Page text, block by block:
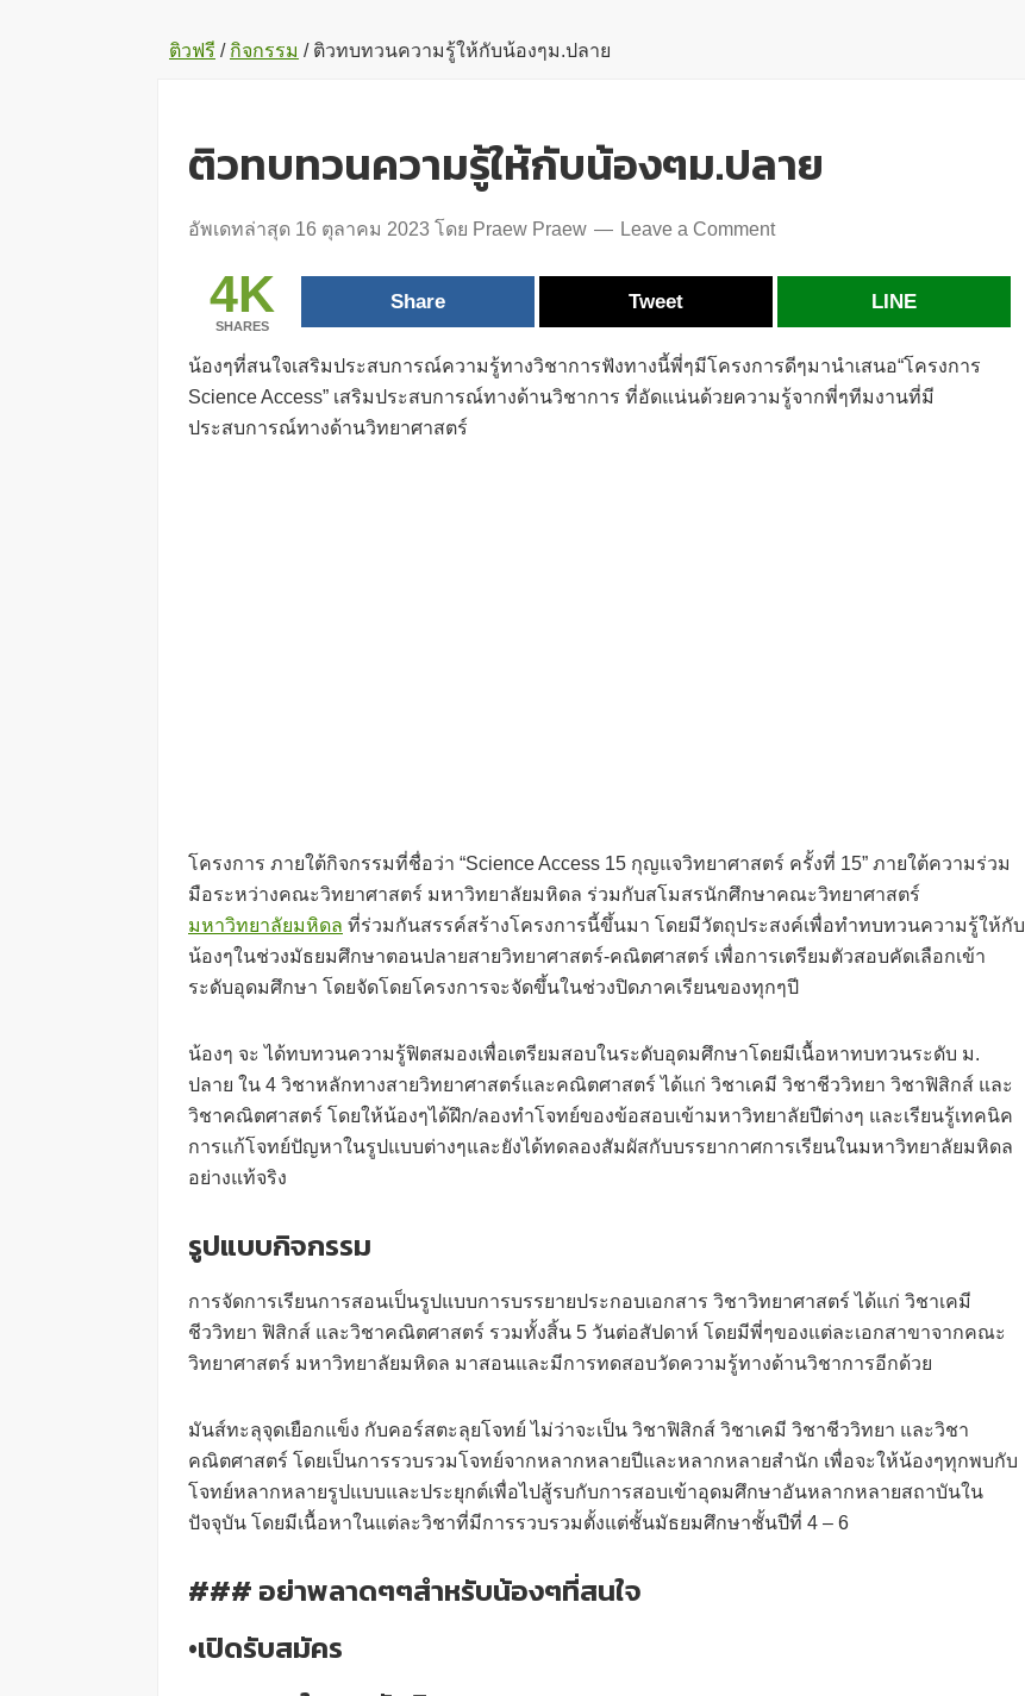
ติวฟรี / กิจกรรม /ติวทบทวนความรู้ให้กับน้องๆม.ปลาย
ติวทบทวนความรู้ให้กับน้องๆม.ปลาย
อัพเดทล่าสุด 16 ตุลาคม 2023 โดย Praew Praew Leave a Comment
4K
SHARES
Share Tweet LINE
น้องๆที่สนใจเสริมประสบการณ์ความรู้ทางวิชาการฟังทางนี้พี่ๆมีโครงการดีๆมานำเสนอ“โครงการ
Science Access” เสริมประสบการณ์ทางด้านวิชาการ ที่อัดแน่นด้วยความรู้จากพี่ๆทีมงานที่มี
ประสบการณ์ทางด้านวิทยาศาสตร์
โครงการ ภายใต้กิจกรรมที่ชื่อว่า “Science Access 15 กุญแจวิทยาศาสตร์ ครั้งที่ 15” ภายใต้ความร่วม
มือระหว่างคณะวิทยาศาสตร์ มหาวิทยาลัยมหิดล ร่วมกับสโมสรนักศึกษาคณะวิทยาศาสตร์
มหาวิทยาลัยมหิดล ที่ร่วมกันสรรค์สร้างโครงการนี้ขึ้นมา โดยมีวัตถุประสงค์เพื่อทำทบทวนความรู้ให้กับ
น้องๆในช่วงมัธยมศึกษาตอนปลายสายวิทยาศาสตร์-คณิตศาสตร์ เพื่อการเตรียมตัวสอบคัดเลือกเข้า
ระดับอุดมศึกษา โดยจัดโดยโครงการจะจัดขึ้นในช่วงปิดภาคเรียนของทุกๆปี
น้องๆ จะ ได้ทบทวนความรู้ฟิตสมองเพื่อเตรียมสอบในระดับอุดมศึกษาโดยมีเนื้อหาทบทวนระดับ ม.
ปลาย ใน 4 วิชาหลักทางสายวิทยาศาสตร์และคณิตศาสตร์ ได้แก่ วิชาเคมี วิชาชีววิทยา วิชาฟิสิกส์ และ
วิชาคณิตศาสตร์ โดยให้น้องๆได้ฝึก/ลองทำโจทย์ของข้อสอบเข้ามหาวิทยาลัยปีต่างๆ และเรียนรู้เทคนิค
การแก้โจทย์ปัญหาในรูปแบบต่างๆและยังได้ทดลองสัมผัสกับบรรยากาศการเรียนในมหาวิทยาลัยมหิดล
อย่างแท้จริง
รูปแบบกิจกรรม
การจัดการเรียนการสอนเป็นรูปแบบการบรรยายประกอบเอกสาร วิชาวิทยาศาสตร์ ได้แก่ วิชาเคมี
ชีววิทยา ฟิสิกส์ และวิชาคณิตศาสตร์ รวมทั้งสิ้น 5 วันต่อสัปดาห์ โดยมีพี่ๆของแต่ละเอกสาขาจากคณะ
วิทยาศาสตร์ มหาวิทยาลัยมหิดล มาสอนและมีการทดสอบวัดความรู้ทางด้านวิชาการอีกด้วย
มันส์ทะลุจุดเยือกแข็ง กับคอร์สตะลุยโจทย์ ไม่ว่าจะเป็น วิชาฟิสิกส์ วิชาเคมี วิชาชีววิทยา และวิชา
คณิตศาสตร์ โดยเป็นการรวบรวมโจทย์จากหลากหลายปีและหลากหลายสำนัก เพื่อจะให้น้องๆทุกพบกับ
โจทย์หลากหลายรูปแบบและประยุกต์เพื่อไปสู้รบกับการสอบเข้าอุดมศึกษาอันหลากหลายสถาบันใน
ปัจจุบัน โดยมีเนื้อหาในแต่ละวิชาที่มีการรวบรวมตั้งแต่ชั้นมัธยมศึกษาชั้นปีที่ 4 – 6
### อย่าพลาดๆๆสำหรับน้องๆที่สนใจ
•เปิดรับสมัคร